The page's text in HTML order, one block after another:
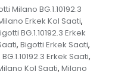
Milano BG.1.10192.3
Erkek Kol Saati,
BG.1.10192.3 Erkek
, Bigotti Erkek Saati,
Erkek Saati,
Kol Saati, Milano